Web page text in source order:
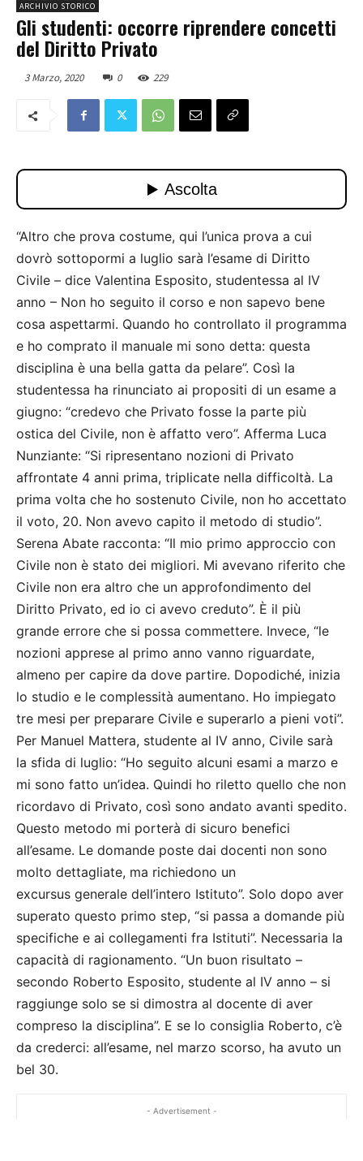
ARCHIVIO STORICO
Gli studenti: occorre riprendere concetti
del Diritto Privato
3 Marzo, 2020 0 229
“Altro che prova costume, qui l’unica prova a cui
dovrò sottopormi a luglio sarà l’esame di Diritto
Civile – dice Valentina Esposito, studentessa al IV
anno – Non ho seguito il corso e non sapevo bene
cosa aspettarmi. Quando ho controllato il programma
e ho comprato il manuale mi sono detta: questa
disciplina è una bella gatta da pelare”. Così la
studentessa ha rinunciato ai propositi di un esame a
giugno: “credevo che Privato fosse la parte più
ostica del Civile, non è affatto vero”. Afferma Luca
Nunziante: “Si ripresentano nozioni di Privato
affrontate 4 anni prima, triplicate nella difficoltà. La
prima volta che ho sostenuto Civile, non ho accettato
il voto, 20. Non avevo capito il metodo di studio”.
Serena Abate racconta: “Il mio primo approccio con
Civile non è stato dei migliori. Mi avevano riferito che
Civile non era altro che un approfondimento del
Diritto Privato, ed io ci avevo creduto”. È il più
grande errore che si possa commettere. Invece, “le
nozioni apprese al primo anno vanno riguardate,
almeno per capire da dove partire. Dopodiché, inizia
lo studio e le complessità aumentano. Ho impiegato
tre mesi per preparare Civile e superarlo a pieni voti”.
Per Manuel Mattera, studente al IV anno, Civile sarà
la sfida di luglio: “Ho seguito alcuni esami a marzo e
mi sono fatto un’idea. Quindi ho riletto quello che non
ricordavo di Privato, così sono andato avanti spedito.
Questo metodo mi porterà di sicuro benefici
all’esame. Le domande poste dai docenti non sono
molto dettagliate, ma richiedono un
excursus generale dell’intero Istituto”. Solo dopo aver
superato questo primo step, “si passa a domande più
specifiche e ai collegamenti fra Istituti”. Necessaria la
capacità di ragionamento. “Un buon risultato –
secondo Roberto Esposito, studente al IV anno – si
raggiunge solo se si dimostra al docente di aver
compreso la disciplina”. E se lo consiglia Roberto, c’è
da crederci: all’esame, nel marzo scorso, ha avuto un
bel 30.
- Advertisement -